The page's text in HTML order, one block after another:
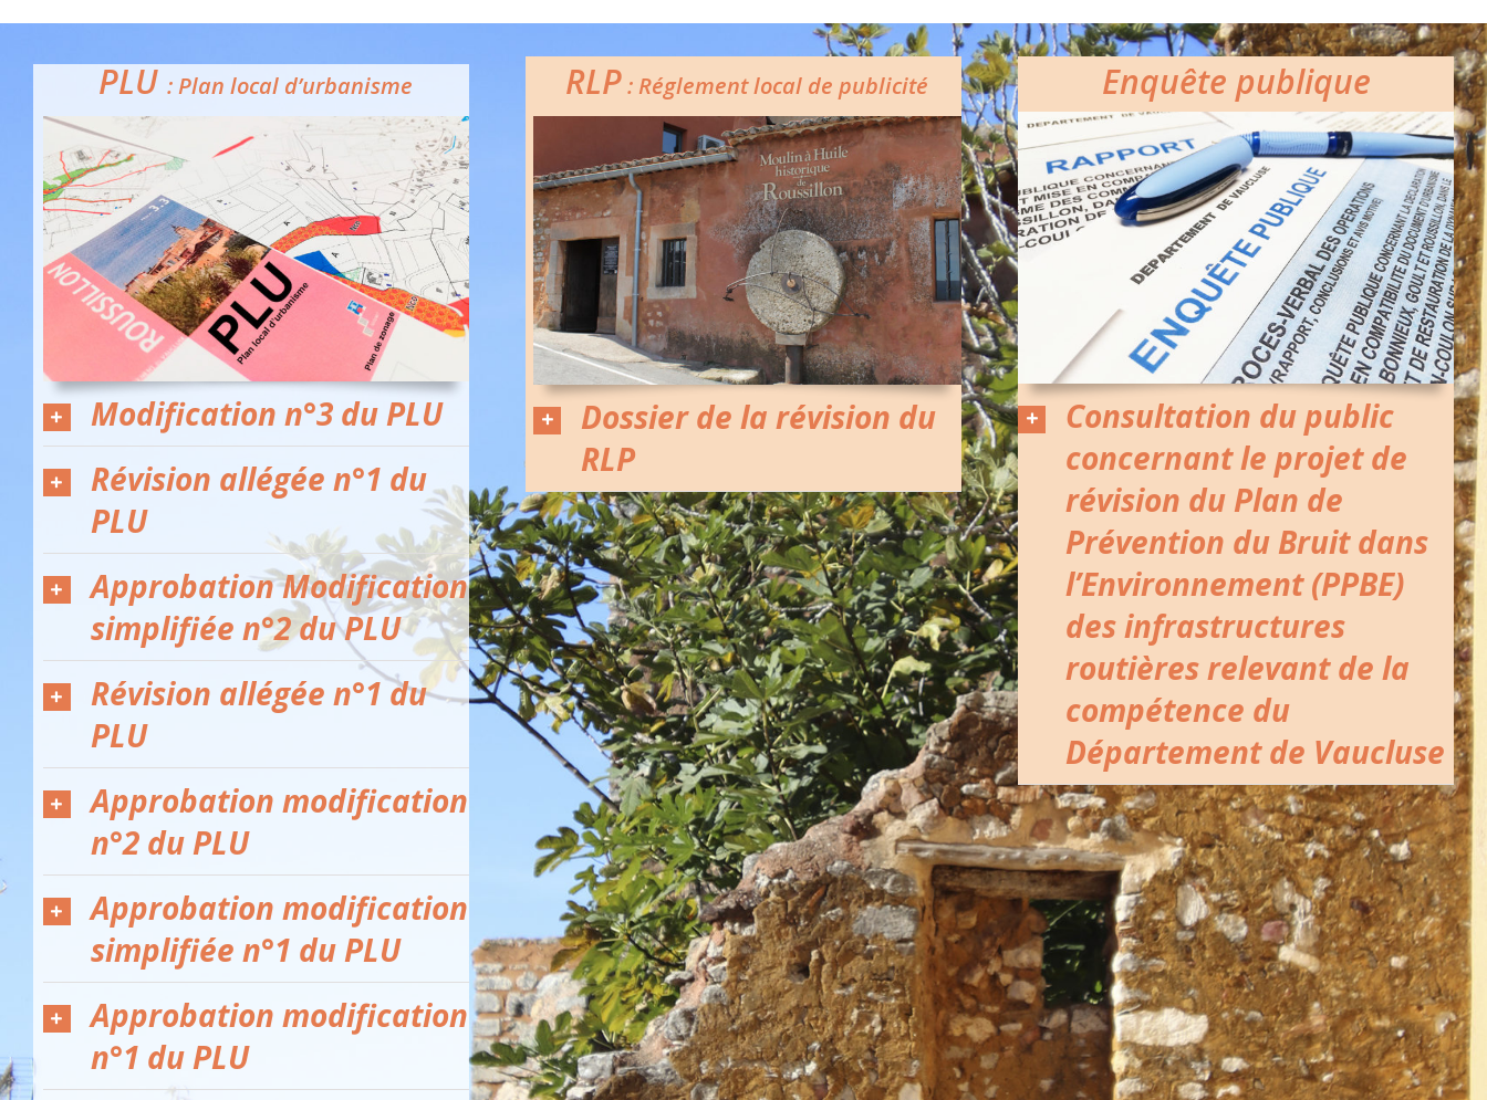
PLU:Plan local d’urbanisme
Modification n°3 du PLU
Révision allégée n°1 du
PLU
Approbation Modification
simplifiée n°2 du PLU
Révision allégée n°1 du
PLU
Approbation modification
n°2 du PLU
Approbation modification
simplifiée n°1 du PLU
Approbation modification
n°1 du PLU
RLP: Réglement local de publicité
Dossier de la révision du
RLP
Enquête publique
Consultation du public
concernant le projet de
révision du Plan de
Prévention du Bruit dans
l’Environnement (PPBE)
des infrastructures
routières relevant de la
compétence du
Département de Vaucluse